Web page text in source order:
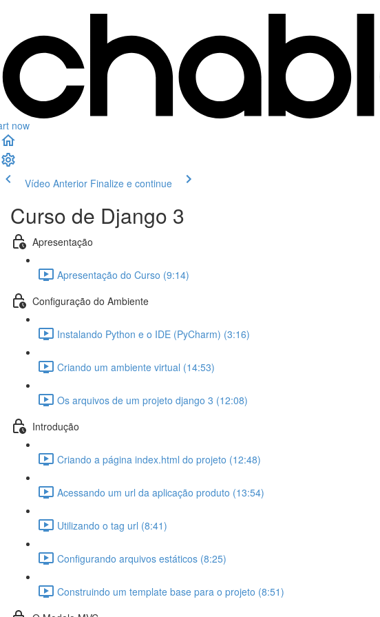
now
Vídeo Anterior Finalize e continue
Curso de Django 3
Apresentação
Apresentação do Curso (9:14)
Configuração do Ambiente
Instalando Python e o IDE (PyCharm) (3:16)
Criando um ambiente virtual (14:53)
Os arquivos de um projeto django 3 (12:08)
Introdução
Criando a página index.html do projeto (12:48)
Acessando um url da aplicação produto (13:54)
Utilizando o tag url (8:41)
Configurando arquivos estáticos (8:25)
Construindo um template base para o projeto (8:51)